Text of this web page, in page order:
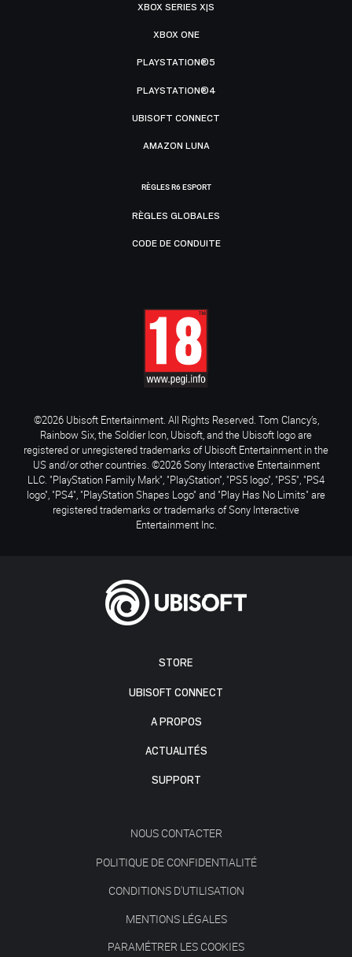
STORE
UBISOFT CONNECT
A PROPOS
ACTUALITÉS
SUPPORT
NOUS CONTACTER
POLITIQUE DE CONFIDENTIALITÉ
CONDITIONS D'UTILISATION
MENTIONS LÉGALES
PARAMÉTRER LES COOKIES
XBOX SERIES X|S
XBOX ONE
PLAYSTATION®5
PLAYSTATION®4
UBISOFT CONNECT
AMAZON LUNA
RÈGLES R6 ESPORT
RÈGLES GLOBALES
CODE DE CONDUITE
©2026 Ubisoft Entertainment. All Rights Reserved. Tom Clancy’s,
Rainbow Six, the Soldier Icon, Ubisoft, and the Ubisoft logo are
registered or unregistered trademarks of Ubisoft Entertainment in the
US and/or other countries. ©2026 Sony Interactive Entertainment
LLC. "PlayStation Family Mark", "PlayStation", "PS5 logo", "PS5", "PS4
logo", "PS4", "PlayStation Shapes Logo" and "Play Has No Limits" are
registered trademarks or trademarks of Sony Interactive
Entertainment Inc.